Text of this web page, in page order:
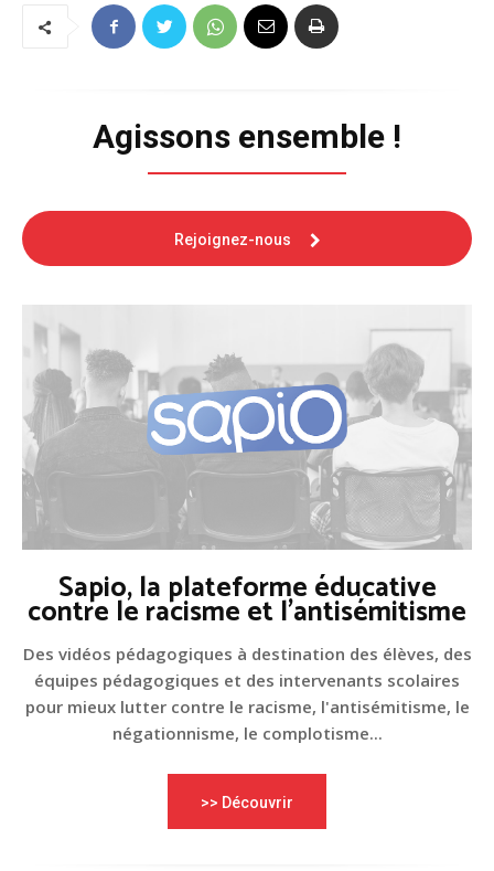
Agissons ensemble !
Rejoignez-nous
Sapio, la plateforme éducative
contre le racisme et l'antisémitisme
Des vidéos pédagogiques à destination des élèves, des
équipes pédagogiques et des intervenants scolaires
pour mieux lutter contre le racisme, l'antisémitisme, le
négationnisme, le complotisme...
>> Découvrir